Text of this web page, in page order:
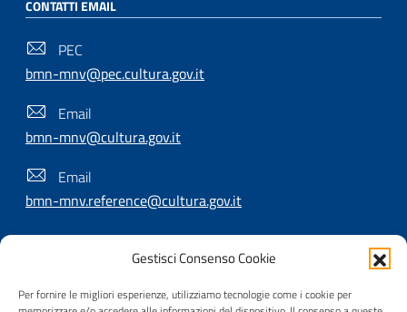
Gestisci Consenso Cookie
Per fornire le migliori esperienze, utilizziamo tecnologie come i cookie per
CONTATTI EMAIL
PEC
bmn-mnv@pec.cultura.gov.it
Email
bmn-mnv@cultura.gov.it
Email
bmn-mnv.reference@cultura.gov.it